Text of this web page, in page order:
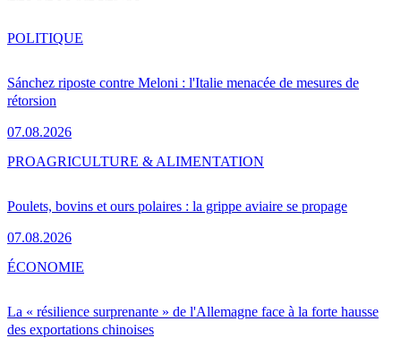
Sánchez riposte contre Meloni : l'Italie menacée de mesures de
rétorsion
07.08.2026
POLITIQUE
Poulets, bovins et ours polaires : la grippe aviaire se propage
07.08.2026
PROAGRICULTURE & ALIMENTATION
La « résilience surprenante » de l'Allemagne face à la forte hausse
des exportations chinoises
ÉCONOMIE